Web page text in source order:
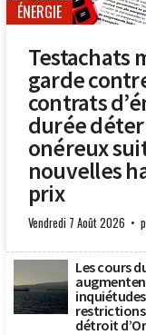
ÉNERGIE
Testachats
garde
contrats
durée
onéreux
nouvelles
prix
Vendredi 7 Août 2026
Les cours
restrictions
détroit